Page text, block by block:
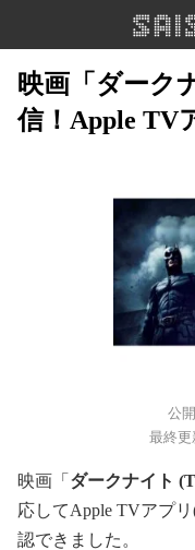
映画「ダーク
信！Apple TV
公
最終更
映画「 ダークナイト
応してApple TVアプ
認できました。